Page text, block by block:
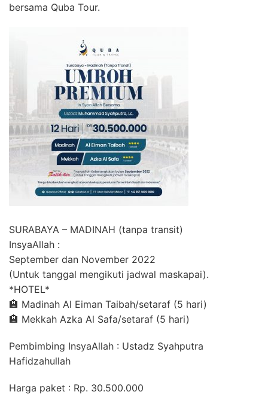
bersama Quba Tour.
SURABAYA – MADINAH (tanpa transit)
InsyaAllah :
September dan November 2022
(Untuk tanggal mengikuti jadwal maskapai).
*HOTEL*
🏨 Madinah Al Eiman Taibah/setaraf (5 hari)
🏨 Mekkah Azka Al Safa/setaraf (5 hari)
Pembimbing InsyaAllah : Ustadz Syahputra
Hafidzahullah
Harga paket : Rp. 30.500.000